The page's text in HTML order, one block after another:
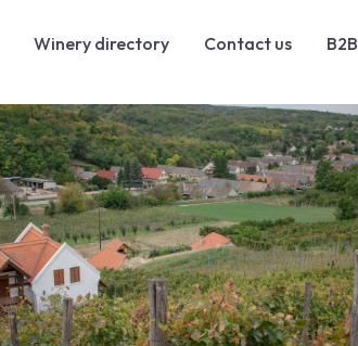
Winery directory Contact us B2B